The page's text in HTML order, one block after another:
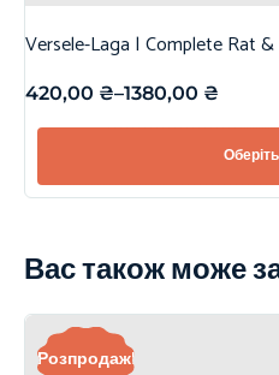
Versele-Laga | Complete Rat
420,00 ₴–1380,00 ₴
Вас також може
Розпродаж!